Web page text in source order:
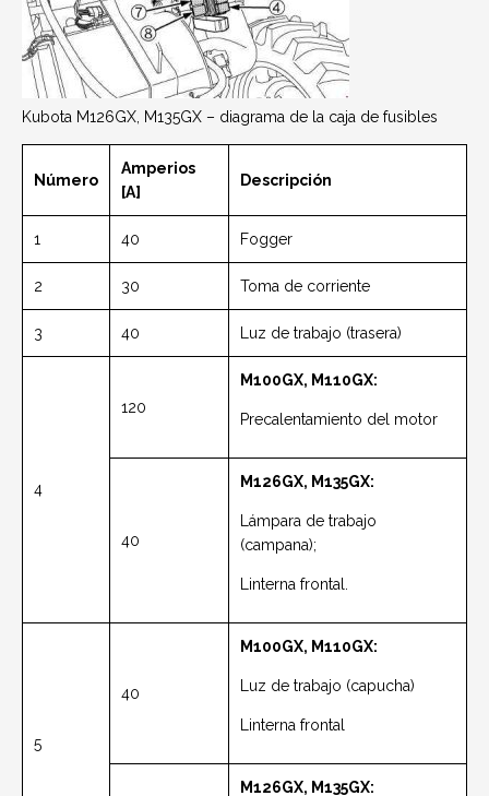
Kubota M126GX, M135GX – diagrama de la caja de fusibles
Número
Amperios
[A]
Descripción
1 40 Fogger
2 30 Toma de corriente
3 40 Luz de trabajo (trasera)
4
120
M100GX, M110GX:
Precalentamiento del motor
40
M126GX, M135GX:
Lámpara de trabajo
(campana);
Linterna frontal.
5
40
M100GX, M110GX:
Luz de trabajo (capucha)
Linterna frontal
M126GX, M135GX: